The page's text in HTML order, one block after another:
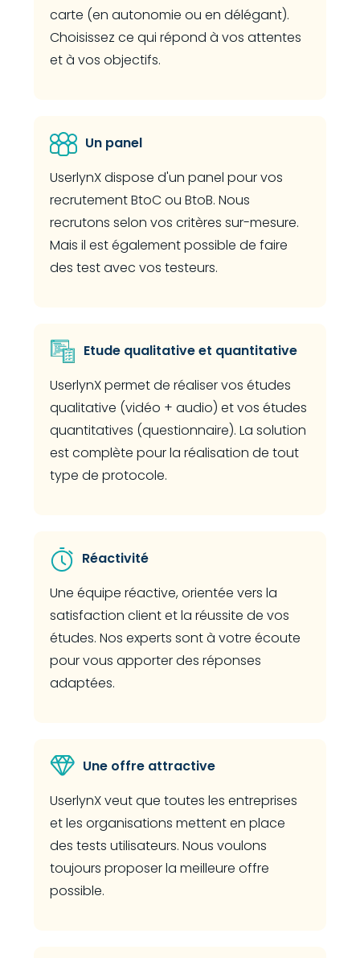
carte (en autonomie ou en délégant).
Choisissez ce qui répond à vos attentes
et à vos objectifs.
Un panel
UserlynX dispose d'un panel pour vos
recrutement BtoC ou BtoB. Nous
recrutons selon vos critères sur-mesure.
Mais il est également possible de faire
des test avec vos testeurs.
Etude qualitative et quantitative
UserlynX permet de réaliser vos études
qualitative (vidéo + audio) et vos études
quantitatives (questionnaire). La solution
est complète pour la réalisation de tout
type de protocole.
Réactivité
Une équipe réactive, orientée vers la
satisfaction client et la réussite de vos
études. Nos experts sont à votre écoute
pour vous apporter des réponses
adaptées.
Une offre attractive
UserlynX veut que toutes les entreprises
et les organisations mettent en place
des tests utilisateurs. Nous voulons
toujours proposer la meilleure offre
possible.